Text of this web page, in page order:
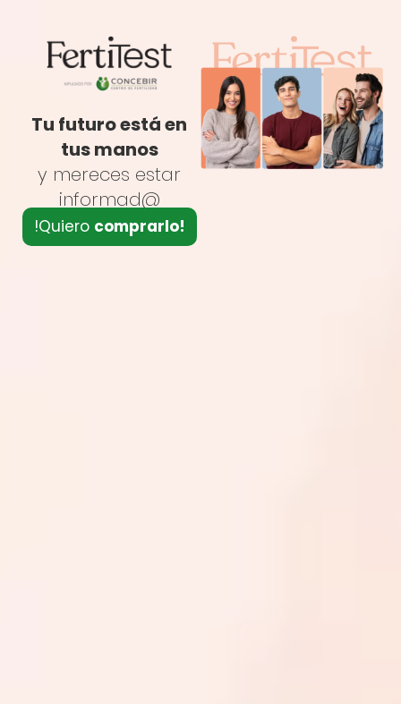
Tu futuro está en
tus manos
y mereces estar
informad@
!Quiero